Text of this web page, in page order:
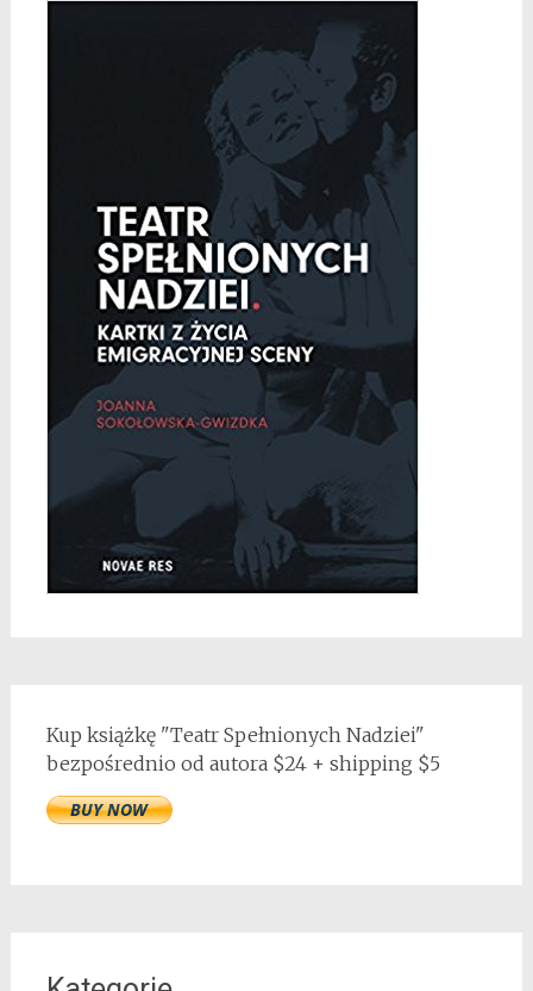
Kup książkę "Teatr Spełnionych Nadziei"
bezpośrednio od autora $24 + shipping $5